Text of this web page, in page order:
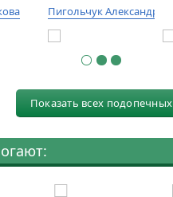
Пигольчук Александр
Показать всех подопечных